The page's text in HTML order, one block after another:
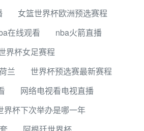
女篮世界杯欧洲预选赛程
在线观看
nba火箭直播
界杯女足赛程
兰
世界杯预选赛最新赛程
网络电视看电视直播
界杯下次举办是哪一年